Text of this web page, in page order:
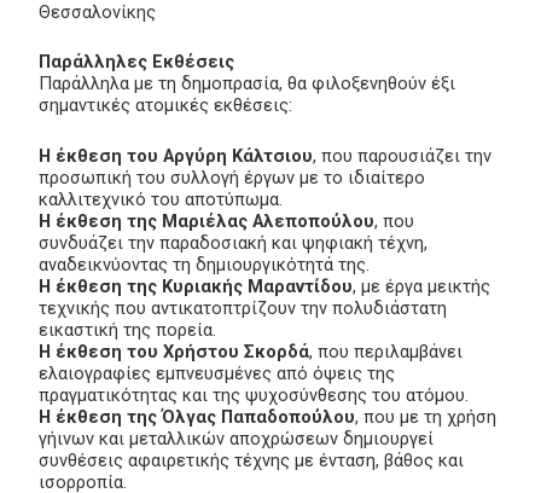
Θεσσαλονίκης
Παράλληλες Εκθέσεις
Παράλληλα με τη δημοπρασία, θα φιλοξενηθούν έξι
σημαντικές ατομικές εκθέσεις:
Η έκθεση του Αργύρη Κάλτσιου, που παρουσιάζει την
προσωπική του συλλογή έργων με το ιδιαίτερο
καλλιτεχνικό του αποτύπωμα.
Η έκθεση της Μαριέλας Αλεποπούλου, που
συνδυάζει την παραδοσιακή και ψηφιακή τέχνη,
αναδεικνύοντας τη δημιουργικότητά της.
Η έκθεση της Κυριακής Μαραντίδου, με έργα μεικτής
τεχνικής που αντικατοπτρίζουν την πολυδιάστατη
εικαστική της πορεία.
Η έκθεση του Χρήστου Σκορδά, που περιλαμβάνει
ελαιογραφίες εμπνευσμένες από όψεις της
πραγματικότητας και της ψυχοσύνθεσης του ατόμου.
Η έκθεση της Όλγας Παπαδοπούλου, που με τη χρήση
γήινων και μεταλλικών αποχρώσεων δημιουργεί
συνθέσεις αφαιρετικής τέχνης με ένταση, βάθος και
ισορροπία.